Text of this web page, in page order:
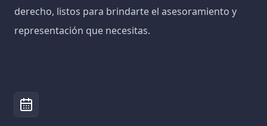
derecho, listos para brindarte el asesoramiento y
representación que necesitas.